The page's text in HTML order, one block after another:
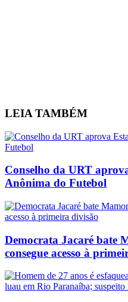
LEIA TAMBÉM
Conselho da URT
Anônima do Futebol
Democrata Jacaré bate
consegue acesso à